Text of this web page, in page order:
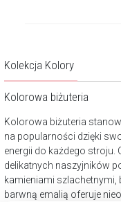
Kolekcja Kolory
Kolorowa biżuteria
Kolorowa biżuteria
na popularności dzięki
energii do każdego stroju.
delikatnych naszyjników
kamieniami
barwną emalią oferuje